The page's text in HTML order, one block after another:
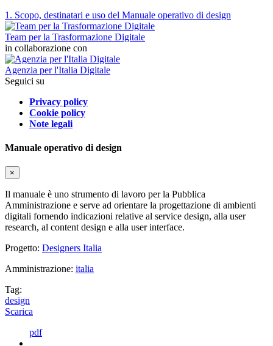
1. Scopo, destinatari e uso del Manuale operativo di design
Team per la Trasformazione Digitale
in collaborazione con
Agenzia per l'Italia Digitale
Seguici su
Privacy policy
Cookie policy
Note legali
Manuale operativo di design
×
Il manuale è uno strumento di lavoro per la Pubblica
Amministrazione e serve ad orientare la progettazione di ambienti
digitali fornendo indicazioni relative al service design, alla user
research, al content design e alla user interface.
Progetto: Designers Italia
Amministrazione: italia
Tag:
design
Scarica
pdf